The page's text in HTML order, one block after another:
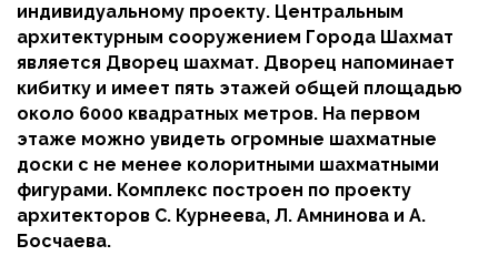
индивидуальному проекту. Центральным
архитектурным сооружением Города Шахмат
является Дворец шахмат. Дворец напоминает
кибитку и имеет пять этажей общей площадью
около 6000 квадратных метров. На первом
этаже можно увидеть огромные шахматные
доски с не менее колоритными шахматными
фигурами. Комплекс построен по проекту
архитекторов С. Курнеева, Л. Амнинова и А.
Босчаева.